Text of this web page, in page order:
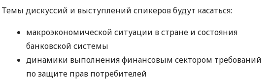
Темы дискуссий и выступлений спикеров будут касаться:
макроэкономической ситуации в стране и состояния
банковской системы
динамики выполнения финансовым сектором требований
по защите прав потребителей